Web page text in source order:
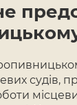
судів,